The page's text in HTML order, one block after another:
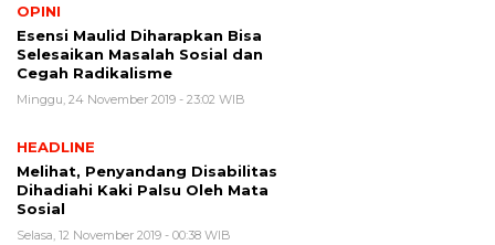
OPINI
Esensi Maulid Diharapkan Bisa
Selesaikan Masalah Sosial dan
Cegah Radikalisme
Minggu, 24 November 2019 - 23:02 WIB
HEADLINE
Melihat, Penyandang Disabilitas
Dihadiahi Kaki Palsu Oleh Mata
Sosial
Selasa, 12 November 2019 - 00:38 WIB